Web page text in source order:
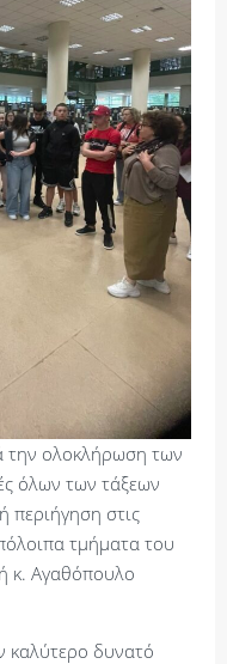
την ολοκλήρωση των
όλων των τάξεων
περιήγηση στις
τμήματα του
κ. Αγαθόπουλο
καλύτερο δυνατό